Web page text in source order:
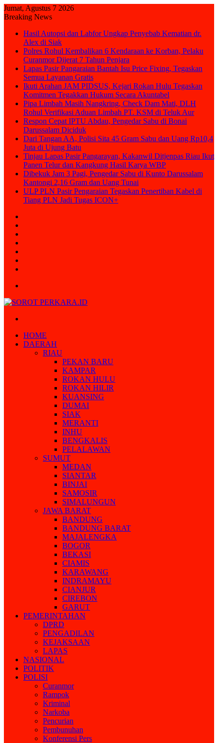
Jumat, Agustus 7 2026
Breaking News
Hasil Autopsi dan Labfor Ungkap Penyebab Kematian dr.
Alex di Siak
Polres Rohul Kembalikan 6 Kendaraan ke Korban, Pelaku
Curanmor Dijerat 7 Tahun Penjara
Lapas Pasir Pangaraian Bantah Isu Price Fixing, Tegaskan
Semua Layanan Gratis
Ikuti Arahan JAM PIDSUS, Kejari Rokan Hulu Tegaskan
Komitmen Tegakkan Hukum Secara Akuntabel
Pipa Limbah Masih Nangkring, Check Dam Mati, DLH
Rohul Verifikasi Aduan Limbah PT. KSM di Teluk Aur
Respon Cepat IPTU Abdau, Pengedar Sabu di Bonai
Darussalam Diciduk
Dari Tangan AA, Polisi Sita 45 Gram Sabu dan Uang Rp10,4
Juta di Ujung Batu
Tinjau Lapas Pasir Pangarayan, Kakanwil Ditjenpas Riau Ikut
Panen Telur dan Kangkung Hasil Karya WBP
Dibekuk Jam 3 Pagi, Pengedar Sabu di Kunto Darussalam
Kantongi 2,16 Gram dan Uang Tunai
ULP PLN Pasir Pengaraian Tegaskan Penertiban Kabel di
Tiang PLN Jadi Tugas ICON+
HOME
DAERAH
RIAU
PEKAN BARU
KAMPAR
ROKAN HULU
ROKAN HILIR
KUANSING
DUMAI
SIAK
MERANTI
INHU
BENGKALIS
PELALAWAN
SUMUT
MEDAN
SIANTAR
BINJAI
SAMOSIR
SIMALUNGUN
JAWA BARAT
BANDUNG
BANDUNG BARAT
MAJALENGKA
BOGOR
BEKASI
CIAMIS
KARAWANG
INDRAMAYU
CIANJUR
CIREBON
GARUT
PEMERINTAHAN
DPRD
PENGADILAN
KEJAKSAAN
LAPAS
NASIONAL
POLITIK
POLISI
Curanmor
Rampok
Kriminal
Narkoba
Pencurian
Pembunuhan
Konferensi Pers